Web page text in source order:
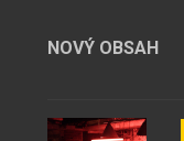
NOVÝ OBSAH